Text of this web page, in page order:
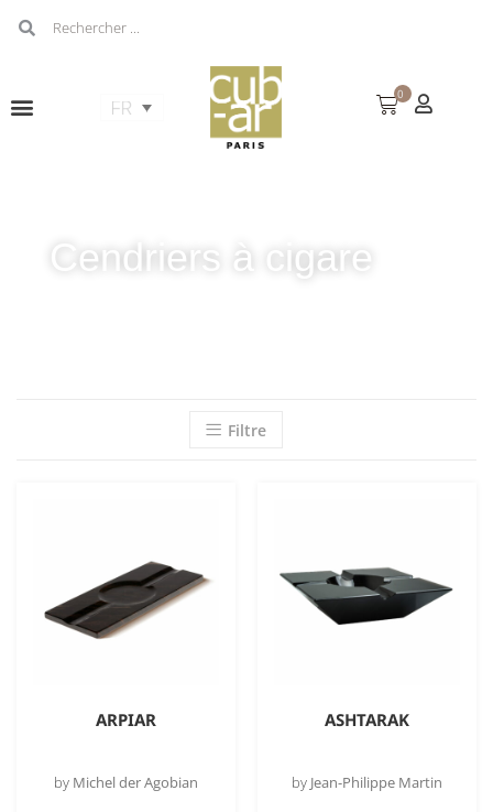
0
Cendriers à cigare
Filtre
ARPIAR
by Michel der Agobian
ASHTARAK
by Jean-Philippe Martin